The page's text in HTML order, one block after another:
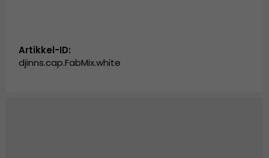
Artikkel-ID:
djinns.cap.FabMix.white